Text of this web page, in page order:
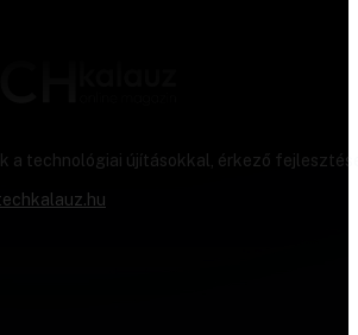
a technológiai újításokkal, érkező